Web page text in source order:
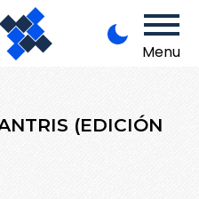
Menu
(EDICIÓN